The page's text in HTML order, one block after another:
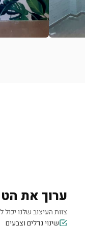
ערוך את
צוות העיצוב שלנו יכול
שינוי גדלים וצבעים